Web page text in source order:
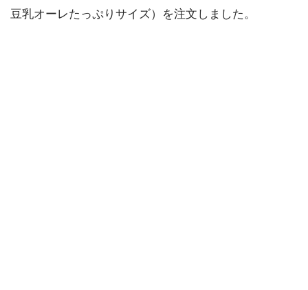
豆乳オーレたっぷりサイズ）を注文しました。